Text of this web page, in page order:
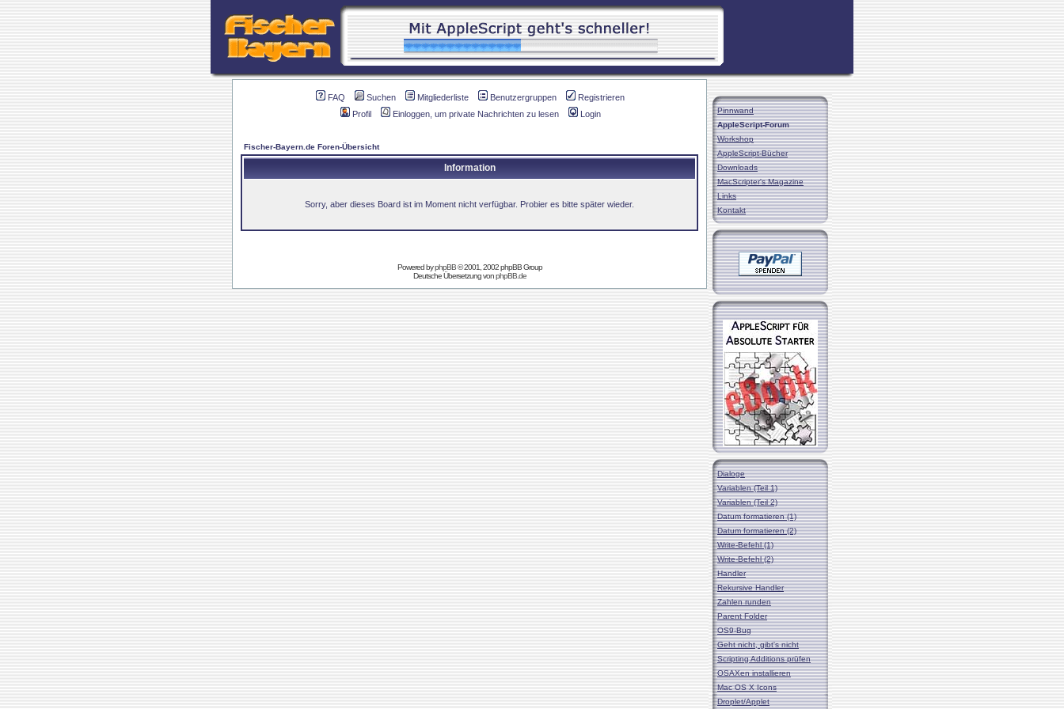
FAQ Suchen Mitgliederliste Benutzergruppen
Registrieren
Profil
Einloggen, um private Nachrichten zu lesen Login
Fischer-Bayern.de Foren-Übersicht
Information
Sorry, aber dieses Board ist im Moment nicht verfügbar. Probier es bitte später wieder.
Powered byphpBB© 2001, 2002 phpBB Group
Deutsche Übersetzung vonphpBB.de
Pinnwand
AppleScript-Forum
Workshop
AppleScript-Bücher
Downloads
MacScripter's Magazine
Links
Kontakt
Dialoge
Variablen (Teil 1)
Variablen (Teil 2)
Datum formatieren (1)
Datum formatieren (2)
Write-Befehl (1)
Write-Befehl (2)
Handler
Rekursive Handler
Zahlen runden
Parent Folder
OS9-Bug
Geht nicht, gibt's nicht
Scripting Additions prüfen
OSAXen installieren
Mac OS X Icons
Droplet/Applet